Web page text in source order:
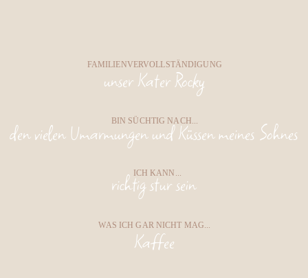
FAMILIENVERVOLLSTÄNDIGUNG
unser Kater Rocky
BIN SÜCHTIG NACH...
den vielen Umarmungen und Küssen meines Sohnes
richtig stur sein
ICH KANN...
WAS ICH GAR NICHT MAG...
Kaffee